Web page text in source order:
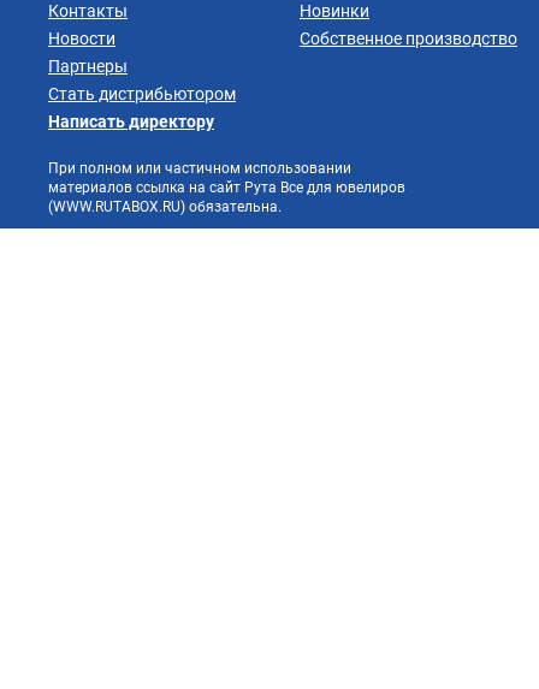
Контакты
Новости
Партнеры
Стать дистрибьютором
Новинки
Собственное производство
Написать директору
При полном или частичном использовании
материалов ссылка на сайт Рута Все для ювелиров
(WWW.RUTABOX.RU) обязательна.